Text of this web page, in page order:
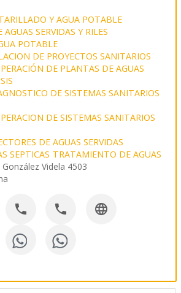
Y AGUA POTABLE
SERVIDAS Y RILES
POTABLE
DE PROYECTOS SANITARIOS
DE PLANTAS DE AGUAS
DE SISTEMAS SANITARIOS
DE SISTEMAS SANITARIOS
DE AGUAS SERVIDAS
SEPTICAS TRATAMIENTO DE AGUAS
González Videla 4503
  